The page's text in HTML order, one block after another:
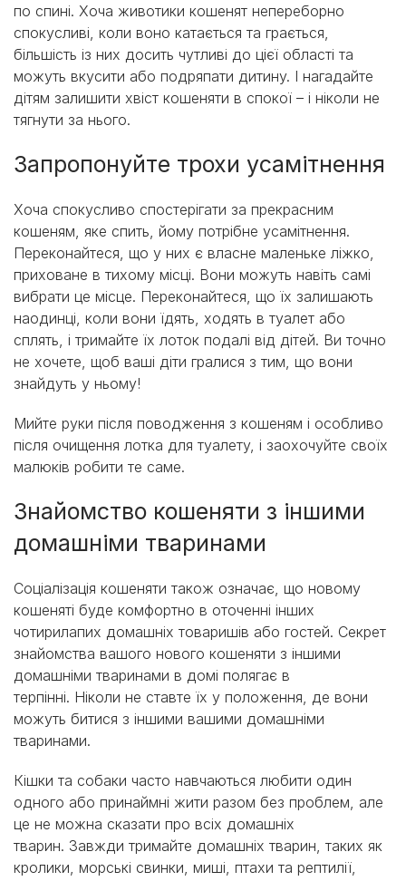
по спині. Хоча животики кошенят непереборно
спокусливі, коли воно катається та грається,
більшість із них досить чутливі до цієї області та
можуть вкусити або подряпати дитину. І нагадайте
дітям залишити хвіст кошеняти в спокої – і ніколи не
тягнути за нього.
Запропонуйте трохи усамітнення
Хоча спокусливо спостерігати за прекрасним
кошеням, яке спить, йому потрібне усамітнення.
Переконайтеся, що у них є власне маленьке ліжко,
приховане в тихому місці. Вони можуть навіть самі
вибрати це місце. Переконайтеся, що їх залишають
наодинці, коли вони їдять, ходять в туалет або
сплять, і тримайте їх лоток подалі від дітей. Ви точно
не хочете, щоб ваші діти гралися з тим, що вони
знайдуть у ньому!
Мийте руки після поводження з кошеням і особливо
після очищення лотка для туалету, і заохочуйте своїх
малюків робити те саме.
Знайомство кошеняти з іншими
домашніми тваринами
Соціалізація кошеняти також означає, що новому
кошеняті буде комфортно в оточенні інших
чотирилапих домашніх товаришів або гостей. Секрет
знайомства вашого нового кошеняти з іншими
домашніми тваринами в домі полягає в
терпінні. Ніколи не ставте їх у положення, де вони
можуть битися з іншими вашими домашніми
тваринами.
Кішки та собаки часто навчаються любити один
одного або принаймні жити разом без проблем, але
це не можна сказати про всіх домашніх
тварин. Завжди тримайте домашніх тварин, таких як
кролики, морські свинки, миші, птахи та рептилії,